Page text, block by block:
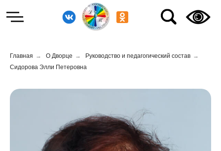
Главная → О Дворце → Руководство и педагогический состав →
Сидорова Элли Петеровна